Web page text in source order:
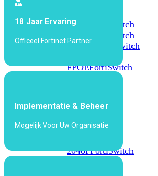
1024E
FortiSwitch
1048E
FortiSwitch
T1024E
FortiSwitch
FPOEFortiSwitch
2000
Series
2048FFortiSwitch
18 Jaar Ervaring
Officeel Fortinet Partner
Implementatie & Beheer
Mogelijk Voor Uw Organisatie